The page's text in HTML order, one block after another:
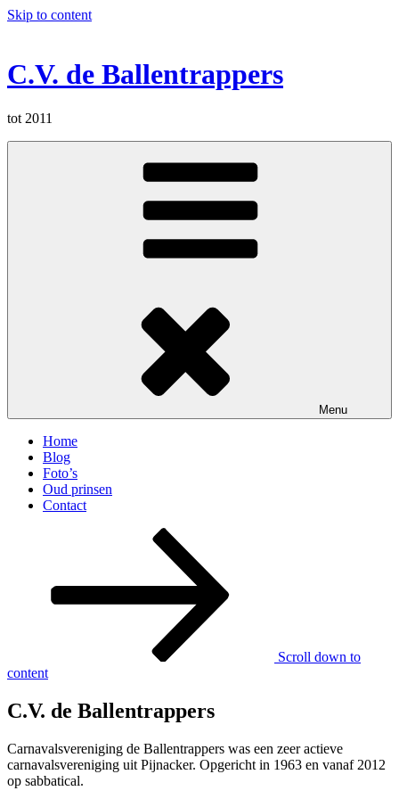
Skip to content
C.V. de Ballentrappers
tot 2011
Menu
Home
Blog
Foto’s
Oud prinsen
Contact
Scroll down to
content
C.V. de Ballentrappers
Carnavalsvereniging de Ballentrappers was een zeer actieve
carnavalsvereniging uit Pijnacker. Opgericht in 1963 en vanaf 2012
op sabbatical.